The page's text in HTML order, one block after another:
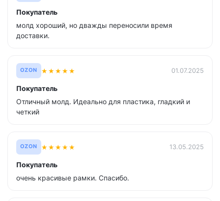
Покупатель
молд хороший, но дважды переносили время
доставки.
OZON ★★★★★ 01.07.2025
Покупатель
Отличный молд. Идеально для пластика, гладкий и
четкий
OZON ★★★★★ 13.05.2025
Покупатель
очень красивые рамки. Спасибо.